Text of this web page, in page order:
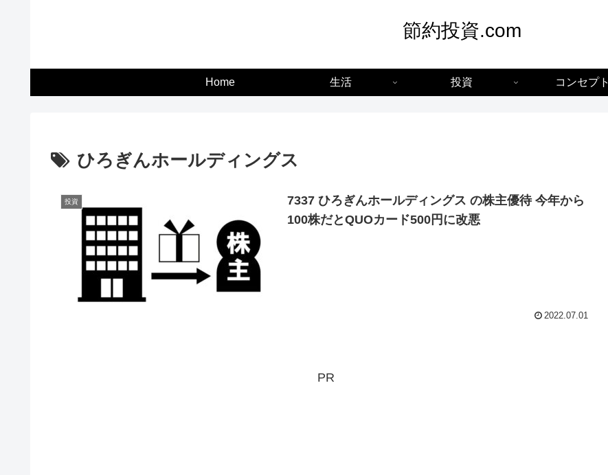
節約投資.com
Home 生活 投資 コンセプト
ひろぎんホールディングス
投資
7337 ひろぎんホールディングス の株主優待 今年から
100株だとQUOカード500円に改悪
2022.07.01
PR